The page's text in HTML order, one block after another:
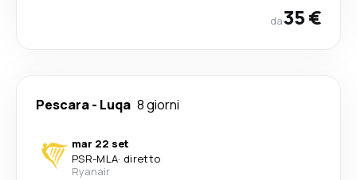
da35 €
Pescara- Luqa 8 giorni
mar 22 set
PSR-MLA· diretto
Ryanair